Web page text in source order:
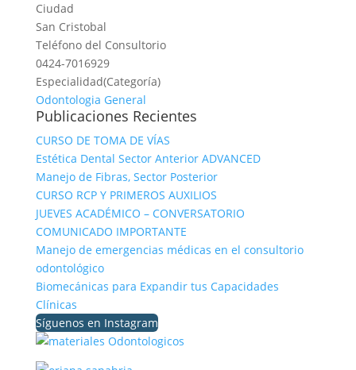
Ciudad
San Cristobal
Teléfono del Consultorio
0424-7016929
Especialidad(Categoría)
Odontologia General
Publicaciones Recientes
CURSO DE TOMA DE VÍAS
Estética Dental Sector Anterior ADVANCED
Manejo de Fibras, Sector Posterior
CURSO RCP Y PRIMEROS AUXILIOS
JUEVES ACADÉMICO – CONVERSATORIO
COMUNICADO IMPORTANTE
Manejo de emergencias médicas en el consultorio
odontológico
Biomecánicas para Expandir tus Capacidades
Clínicas
Síguenos en Instagram